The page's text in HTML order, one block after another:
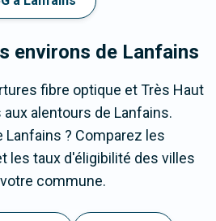
environs de Lanfains
fibre optique et Très Haut
alentours de Lanfains.
? Comparez les
les taux d'éligibilité des villes
commune.